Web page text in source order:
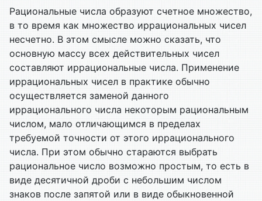
Рациональные числа образуют счетное множество,
в то время как множество иррациональных чисел
несчетно. В этом смысле можно сказать, что
основную массу всех действительных чисел
составляют иррациональные числа. Применение
иррациональных чисел в практике обычно
осуществляется заменой данного
иррационального числа некоторым рациональным
числом, мало отличающимся в пределах
требуемой точности от этого иррационального
числа. При этом обычно стараются выбрать
рациональное число возможно простым, то есть в
виде десятичной дроби с небольшим числом
знаков после запятой или в виде обыкновенной